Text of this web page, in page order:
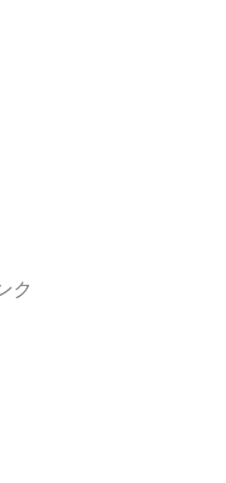
ク